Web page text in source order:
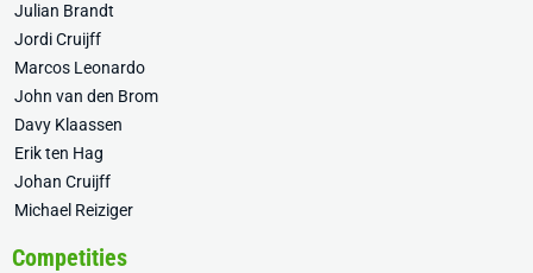
Julian Brandt
Jordi Cruijff
Marcos Leonardo
John van den Brom
Davy Klaassen
Erik ten Hag
Johan Cruijff
Michael Reiziger
Competities